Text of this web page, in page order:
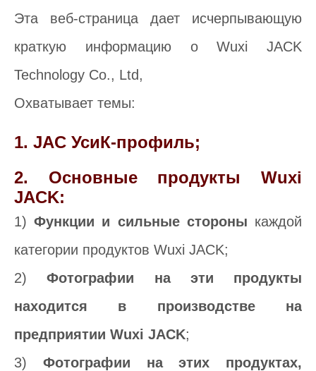
Эта веб-страница дает исчерпывающую
краткую информацию о Wuxi JACK
Technology Co., Ltd,
Охватывает темы:
1. JAC УсиК-профиль;
2. Основные продукты Wuxi
JACK:
1)Функции и сильные стороны каждой
категории продуктов Wuxi JACK;
2)Фотографии на эти продукты
находится в производстве на
предприятии Wuxi JACK;
3) Фотографии на этих продуктах,